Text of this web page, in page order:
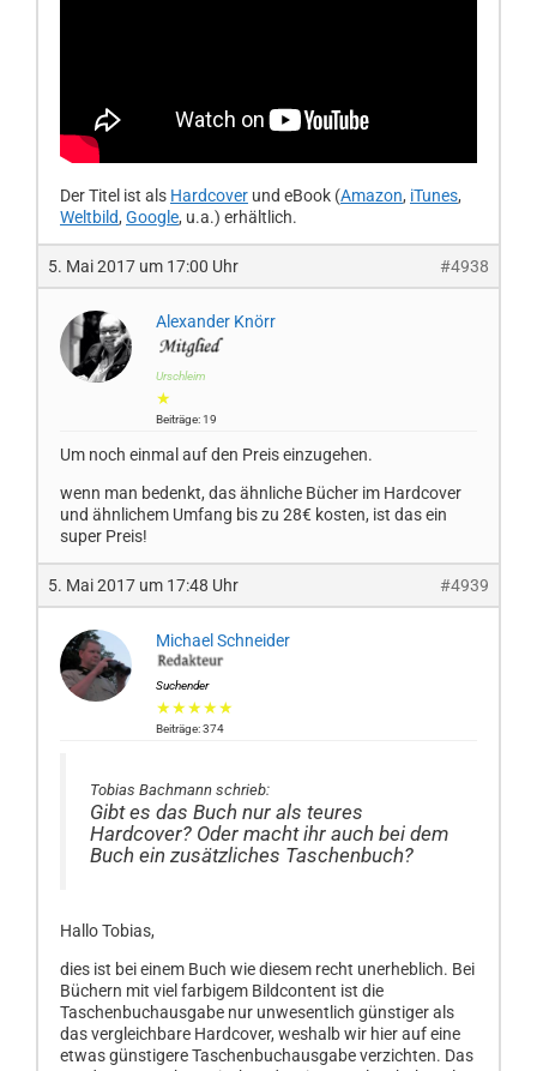
Der Titel ist als Hardcover und eBook (Amazon, iTunes,
Weltbild, Google, u.a.) erhältlich.
5. Mai 2017 um 17:00 Uhr #4938
Alexander Knörr
Urschleim
★
Beiträge: 19
Um noch einmal auf den Preis einzugehen.
wenn man bedenkt, das ähnliche Bücher im Hardcover
und ähnlichem Umfang bis zu 28€ kosten, ist das ein
super Preis!
5. Mai 2017 um 17:48 Uhr #4939
Michael Schneider
Suchender
★★★★★
Beiträge: 374
Tobias Bachmann schrieb:
Gibt es das Buch nur als teures
Hardcover? Oder macht ihr auch bei dem
Buch ein zusätzliches Taschenbuch?
Hallo Tobias,
dies ist bei einem Buch wie diesem recht unerheblich. Bei
Büchern mit viel farbigem Bildcontent ist die
Taschenbuchausgabe nur unwesentlich günstiger als
das vergleichbare Hardcover, weshalb wir hier auf eine
etwas günstigere Taschenbuchausgabe verzichten. Das